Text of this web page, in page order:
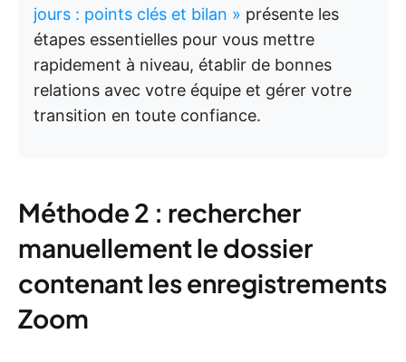
jours : points clés et bilan » présente les
étapes essentielles pour vous mettre
rapidement à niveau, établir de bonnes
relations avec votre équipe et gérer votre
transition en toute confiance.
Méthode 2 : rechercher
manuellement le dossier
contenant les enregistrements
Zoom